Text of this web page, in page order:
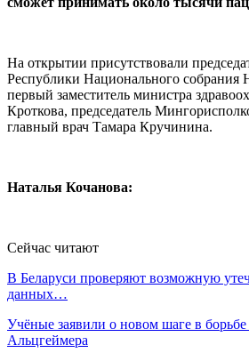
На открытии присутствовали
Республики Национального собрания
первый заместитель министра
Кроткова, председатель
главный врач Тамара Кручинина.
Наталья Кочанова:
Сейчас читают
В Беларуси проверяют возможную
данных…
Учёные заявили о новом шаге в
Альцгеймера